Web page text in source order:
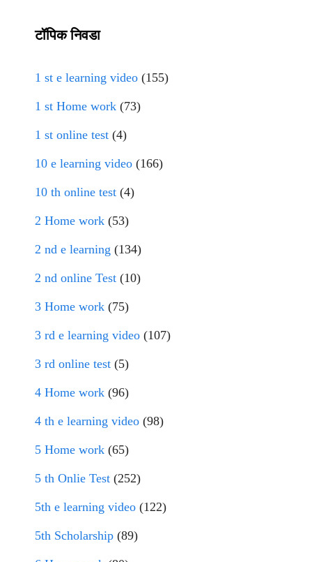
टॉपिक निवडा
1 st e learning video (155)
1 st Home work (73)
1 st online test (4)
10 e learning video (166)
10 th online test (4)
2 Home work (53)
2 nd e learning (134)
2 nd online Test (10)
3 Home work (75)
3 rd e learning video (107)
3 rd online test (5)
4 Home work (96)
4 th e learning video (98)
5 Home work (65)
5 th Onlie Test (252)
5th e learning video (122)
5th Scholarship (89)